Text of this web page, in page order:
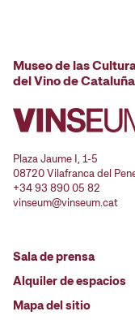
Museo de las
del Vino de Cataluña
Plaza Jaume I, 1-5
08720 Vilafranca del
+34 93 890 05 82
vinseum@vinseum.cat
Sala de prensa
Alquiler de espacios
Mapa del sitio